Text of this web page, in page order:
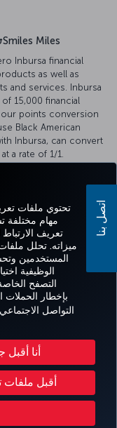
تحتوي ملفات
مهام مختلفة
تعريف
ميزاته. تحلل
المستخدمين
الوظيفية
التصفح
بإخطار الحملات
التواصل
أنا
أقبل
Miles
Inbursa financial
as well as
and services. Inbursa
15,000 financial
our points conversion
Black American
Inbursa, can convert
a rate of 1/1.
تيك
BlogPinterest
CORPORATE
CLUB
حقوق المسافر
خطة خدمة عملاء وزارة النقل
حقوق
حقوق النشر
اتصل بنا